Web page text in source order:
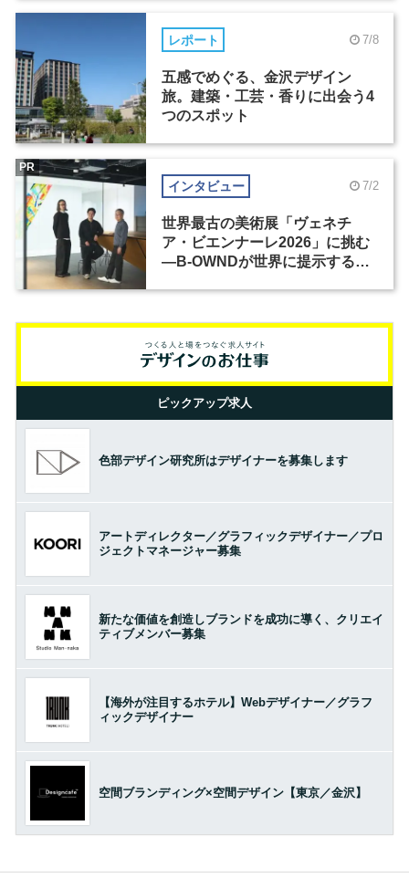
レポート 7/8
五感でめぐる、金沢デザイン
旅。建築・工芸・香りに出会う4
つのスポット
インタビュー 7/2
世界最古の美術展「ヴェネチ
ア・ビエンナーレ2026」に挑む
―B-OWNDが世界に提示する美
PR
ピックアップ求人
色部デザイン研究所はデザイナーを募集します
アートディレクター／グラフィックデザイナー／プロ
ジェクトマネージャー募集
新たな価値を創造しブランドを成功に導く、クリエイ
ティブメンバー募集
【海外が注目するホテル】Webデザイナー／グラフ
ィックデザイナー
空間ブランディング×空間デザイン【東京／金沢】